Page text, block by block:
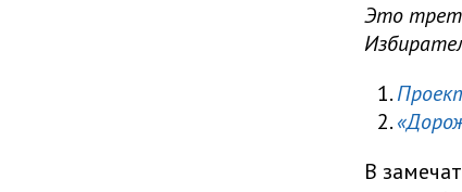
Это
В